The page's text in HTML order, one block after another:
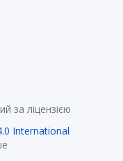
за ліцензією
International